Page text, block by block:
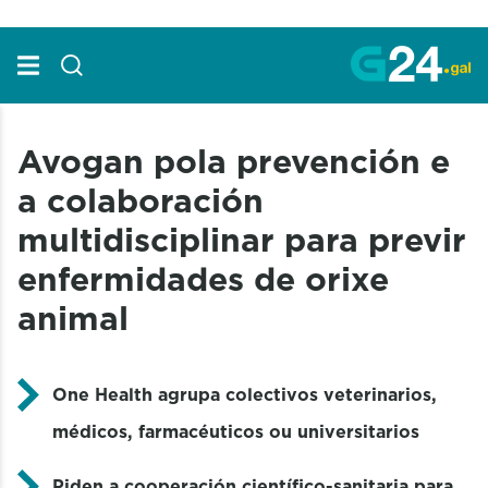
Avogan pola prevención e
a colaboración
multidisciplinar para previr
enfermidades de orixe
animal
One Health agrupa colectivos veterinarios,
médicos, farmacéuticos ou universitarios